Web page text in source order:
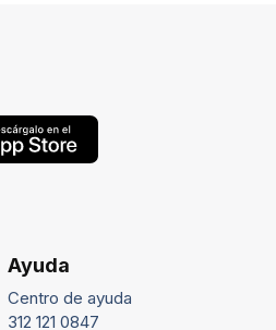
Ayuda
Centro de ayuda
312 121 0847